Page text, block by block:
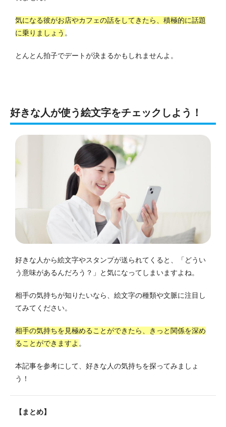
気になる彼がお店やカフェの話をしてきたら、積極的に話題
に乗りましょう 。
とんとん拍子でデートが決まるかもしれませんよ。
好きな人が使う絵文字をチェックしよう！
好きな人から絵文字やスタンプが送られてくると、「どうい
う意味があるんだろう？」と気になってしまいますよね。
相手の気持ちが知りたいなら、絵文字の種類や文脈に注目し
てみてください。
相手の気持ちを見極めることができたら、きっと関係を深め
ることができますよ 。
本記事を参考にして、好きな人の気持ちを探ってみましょ
う！
【まとめ】